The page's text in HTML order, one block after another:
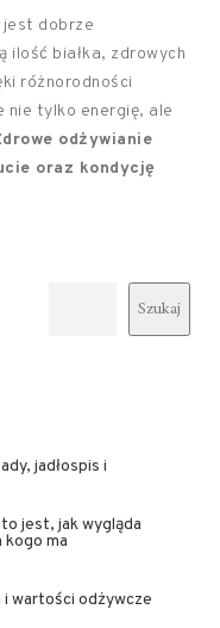
jest dobrze
ilość białka, zdrowych
różnorodności
nie tylko energię, ale
odżywianie
oraz kondycję
Szukaj
jadłospis i
jest, jak wygląda
kogo ma
i wartości odżywcze